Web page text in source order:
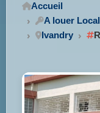
Accueil
A louer
Ivandry